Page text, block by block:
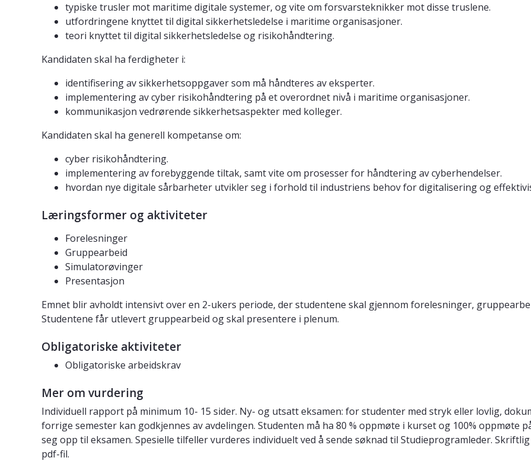
typiske trusler mot maritime digitale systemer, og vite om forsvarsteknikker mot disse truslene.
utfordringene knyttet til digital sikkerhetsledelse i maritime organisasjoner.
teori knyttet til digital sikkerhetsledelse og risikohåndtering.
Kandidaten skal ha ferdigheter i:
identifisering av sikkerhetsoppgaver som må håndteres av eksperter.
implementering av cyber risikohåndtering på et overordnet nivå i maritime organisasjoner.
kommunikasjon vedrørende sikkerhetsaspekter med kolleger.
Kandidaten skal ha generell kompetanse om:
cyber risikohåndtering.
implementering av forebyggende tiltak, samt vite om prosesser for håndtering av cyberhendelser.
hvordan nye digitale sårbarheter utvikler seg i forhold til industriens behov for digitalisering og
Læringsformer og aktiviteter
Forelesninger
Gruppearbeid
Simulatorøvinger
Presentasjon
Emnet blir avholdt intensivt over en 2-ukers periode, der studentene skal gjennom forelesninger,
Studentene får utlevert gruppearbeid og skal presentere i plenum.
Obligatoriske aktiviteter
Obligatoriske arbeidskrav
Mer om vurdering
Individuell rapport på minimum 10- 15 sider. Ny- og utsatt eksamen: for studenter med stryk eller lovlig,
forrige semester kan godkjennes av avdelingen. Studenten må ha 80 % oppmøte i kurset og 100% oppmøte
seg opp til eksamen. Spesielle tilfeller vurderes individuelt ved å sende søknad til Studieprogramleder.
pdf-fil.